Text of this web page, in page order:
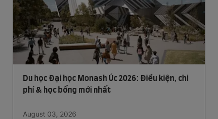
Du học Đại học Monash Úc 2026: Điều kiện, chi
phí & học bổng mới nhất
August 03, 2026